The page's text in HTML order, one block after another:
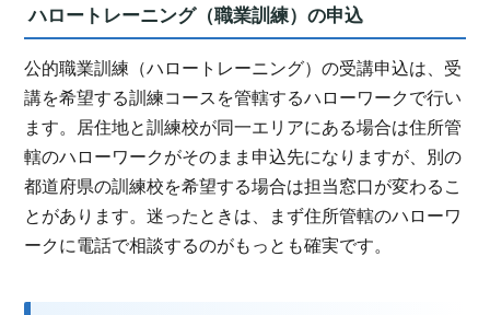
ハロートレーニング（職業訓練）の申込
公的職業訓練（ハロートレーニング）の受講申込は、受
講を希望する訓練コースを管轄するハローワークで行い
ます。居住地と訓練校が同一エリアにある場合は住所管
轄のハローワークがそのまま申込先になりますが、別の
都道府県の訓練校を希望する場合は担当窓口が変わるこ
とがあります。迷ったときは、まず住所管轄のハローワ
ークに電話で相談するのがもっとも確実です。